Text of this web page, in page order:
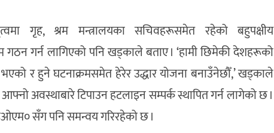
गृह, श्रम मन्त्रालयका सचिवहरूसमेत रहेको बहुपक्षीय
गर्न लागिएको पनि खड्काले बताए । ‘हामी छिमेकी देशहरूको
भएको र हुने घटनाक्रमसमेत हेरेर उद्धार योजना बनाउँनेछौँ,’ खड्काले
अवस्थाबारे टिपाउन हटलाइन सम्पर्क स्थापित गर्न लागेको छ ।
सँग पनि समन्वय गरिरहेको छ ।